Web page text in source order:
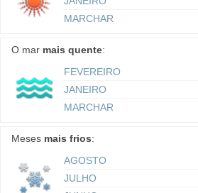
MARCHAR
O mar mais quente:
FEVEREIRO
JANEIRO
MARCHAR
Meses mais frios:
AGOSTO
JULHO